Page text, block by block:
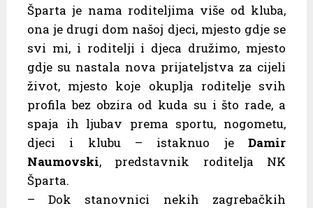
Šparta je nama roditeljima više od kluba,
ona je drugi dom našoj djeci, mjesto gdje se
svi mi, i roditelji i djeca družimo, mjesto
gdje su nastala nova prijateljstva za cijeli
život, mjesto koje okuplja roditelje svih
profila bez obzira od kuda su i što rade, a
spaja ih ljubav prema sportu, nogometu,
djeci i klubu – istaknuo jeDamir
Naumovski, predstavnik roditelja NK
Šparta.
– Dok stanovnici nekih zagrebačkih